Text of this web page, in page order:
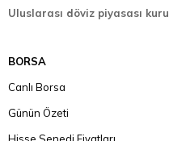
Uluslarası döviz piyasası kuru
BORSA
Canlı Borsa
Günün Özeti